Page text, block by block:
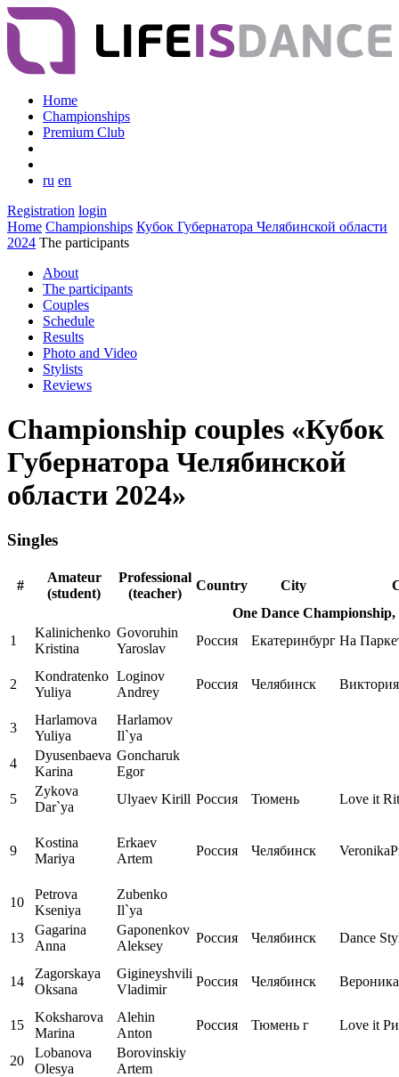
Home
Championships
Premium Club
ru en
Registration login
Home Championships Кубок Губернатора Челябинской области
2024 The participants
About
The participants
Couples
Schedule
Results
Photo and Video
Stylists
Reviews
Championship couples «Кубок
Губернатора Челябинской
области 2024»
Singles
#
Amateur
(student)
Professional
(teacher)
Country City
One Dance
1
Kalinichenko
Kristina
Govoruhin
Yaroslav
Россия Екатеринбург На
2
Kondratenko
Yuliya
Loginov
Andrey
Россия Челябинск Виктория
3
Harlamova
Yuliya
Harlamov
Il`ya
4
Dyusenbaeva
Karina
Goncharuk
Egor
5
Zykova
Dar`ya
Ulyaev Kirill Россия Тюмень Love it
9
Kostina
Mariya
Erkaev
Artem
Россия Челябинск
10
Petrova
Kseniya
Zubenko
Il`ya
13
Gagarina
Anna
Gaponenkov
Aleksey
Россия Челябинск Dance
14
Zagorskaya
Oksana
Gigineyshvili
Vladimir
Россия Челябинск Вероника
15
Koksharova
Marina
Alehin
Anton
Россия Тюмень г Love it
20
Lobanova
Olesya
Borovinskiy
Artem